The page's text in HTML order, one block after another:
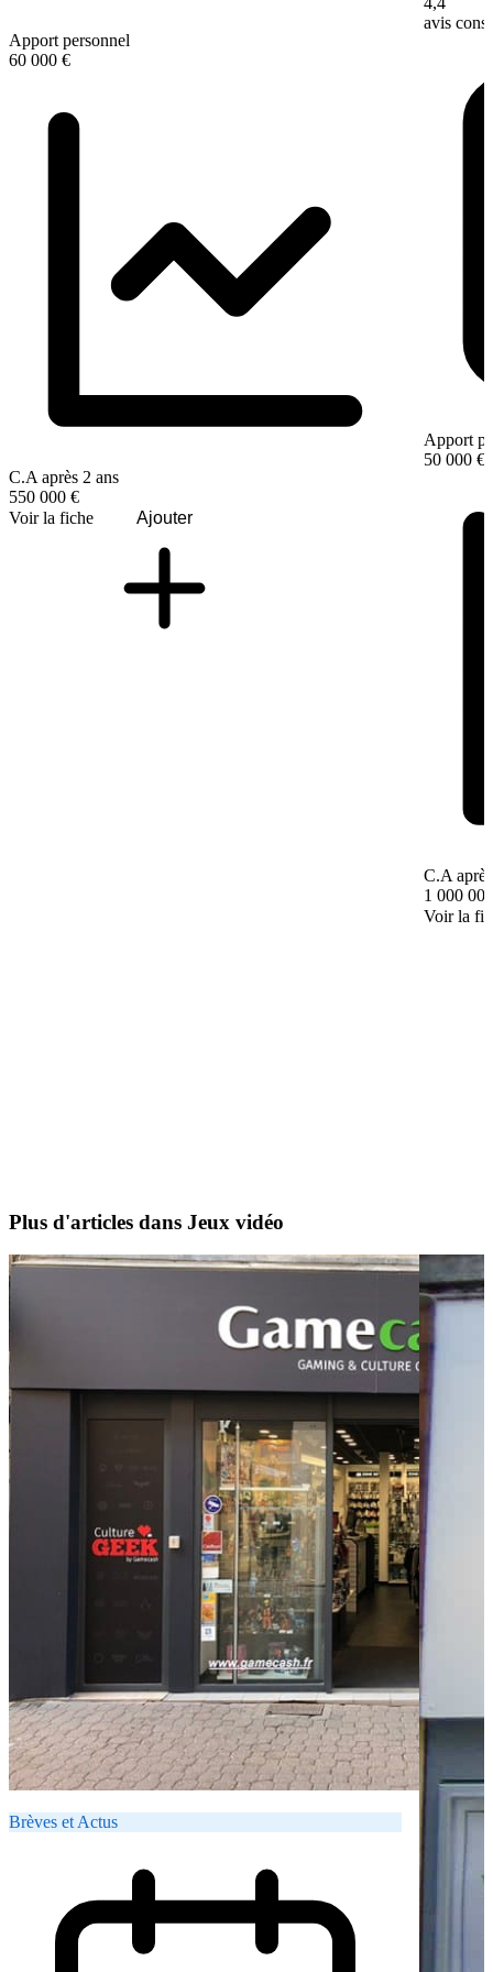
Apport personnel
60 000 €
C.A après 2 ans
550 000 €
Voir la fiche
Ajouter
avis
Apport
50 000 €
C.A
1 000
Voir la
Plus d'articles dans Jeux vidéo
Brèves et Actus